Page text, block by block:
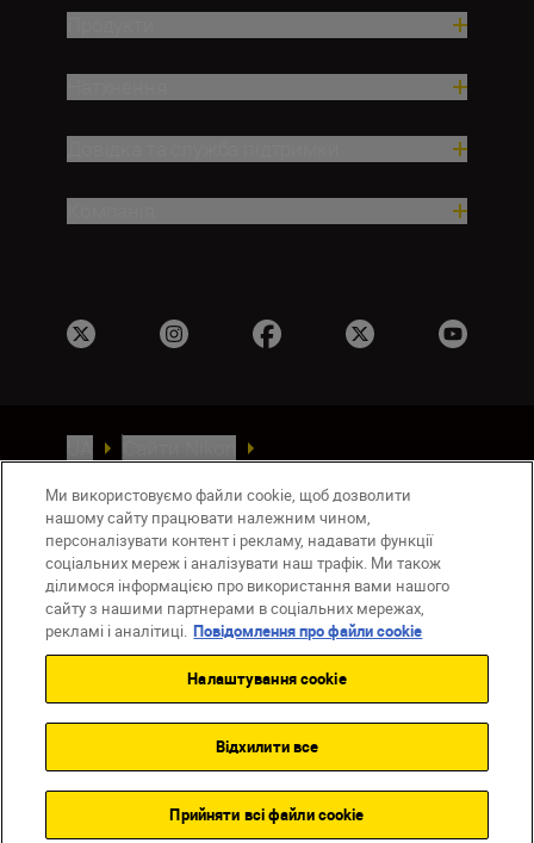
Умови використання
Повідомлення про файли cookie
Налаштування Cookie
© 2026 Nikon
Back to top
Ми використовуємо файли cookie, щоб дозволити
нашому сайту працювати належним чином,
персоналізувати контент і рекламу, надавати функції
соціальних мереж і аналізувати наш трафік. Ми також
ділимося інформацією про використання вами нашого
сайту з нашими партнерами в соціальних мережах,
рекламі і аналітиці. Повідомлення про файли cookie
Налаштування cookie
Відхилити все
Прийняти всі файли сookie